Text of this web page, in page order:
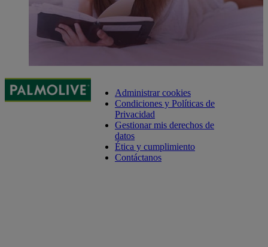
Administrar cookies
Condiciones y Políticas de
Privacidad
Gestionar mis derechos de
datos
Ética y cumplimiento
Contáctanos